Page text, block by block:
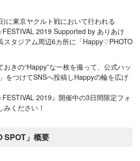
に東京ヤクルト戦において行われる
2019 Supported by ありあけ
スタジアム周辺6カ所に「Happy♡PHOTO
きの“Happy”な一枚を撮って、公式ハッ
をつけてSNSへ投稿しHappyの輪を広げ
2019』開催中の3日間限定フォ
みください！
SPOT」概要